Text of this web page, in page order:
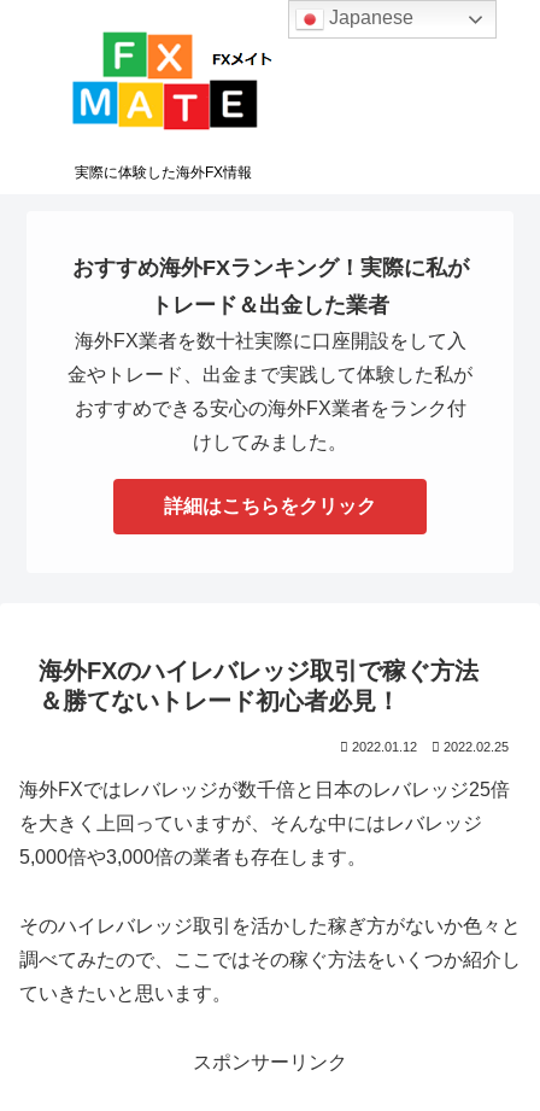
実際に体験した海外FX情報
おすすめ海外FXランキング！実際に私が
トレード＆出金した業者
海外FX業者を数十社実際に口座開設をして入
金やトレード、出金まで実践して体験した私が
おすすめできる安心の海外FX業者をランク付
けしてみました。
詳細はこちらをクリック
海外FXのハイレバレッジ取引で稼ぐ方法
＆勝てないトレード初心者必見！
2022.01.12 2022.02.25
海外FXではレバレッジが数千倍と日本のレバレッジ25倍
を大きく上回っていますが、そんな中にはレバレッジ
5,000倍や3,000倍の業者も存在します。
そのハイレバレッジ取引を活かした稼ぎ方がないか色々と
調べてみたので、ここではその稼ぐ方法をいくつか紹介し
ていきたいと思います。
スポンサーリンク
Japanese